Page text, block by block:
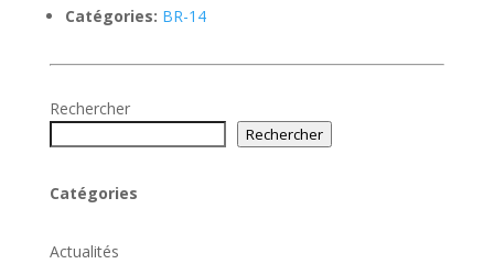
Catégories: BR-14
Rechercher
Rechercher
Catégories
Actualités